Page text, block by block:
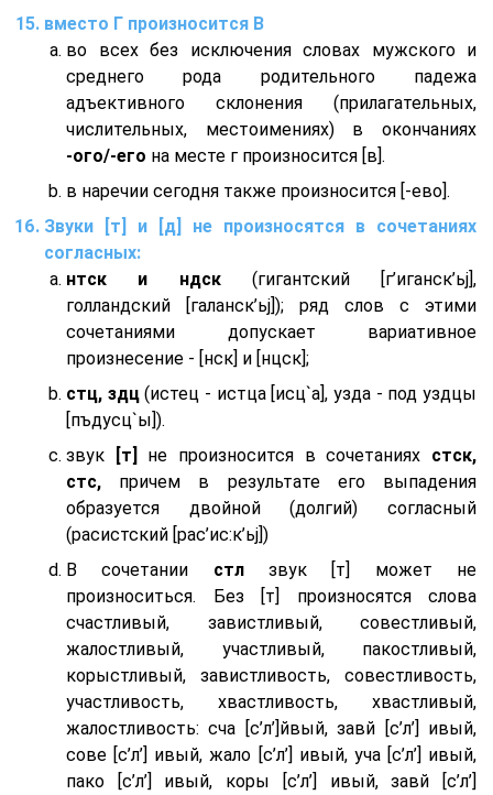
вместо Г произносится В
во всех без исключения словах мужского и
среднего рода родительного падежа
адъективного склонения (прилагательных,
числительных, местоимениях) в окончаниях
-ого/-его на месте г произносится [в].
в наречии сегодня также произносится [-ево].
Звуки [т] и [д] не произносятся в сочетаниях
согласных:
нтск и ндск(гигантский [г’иганск’ьj],
голландский [галанск’ьj]); ряд слов с этими
сочетаниями допускает вариативное
произнесение - [нск] и [нцск];
стц, здц(истец - истца [исц`а], узда - под уздцы
[пъдусц`ы]).
звук
[т] не произносится в сочетаниях стск,
стс, причем в результате его выпадения
образуется двойной (долгий) согласный
(расистский [рас’ис:к’ьj])
В сочетании стлзвук [т] может не
произноситься. Без [т] произносятся слова
счастливый, завистливый, совестливый,
жалостливый, участливый, пакостливый,
корыстливый, завистливость, совестливость,
участливость, хвастливость, хвастливый,
жалостливость: сча [с’л’]йвый, завй [с’л’] ивый,
сове [с’л’] ивый, жало [с’л’] ивый, уча [с’л’] ивый,
пако [с’л’] ивый, коры [с’л’] ивый, завй [с’л’]